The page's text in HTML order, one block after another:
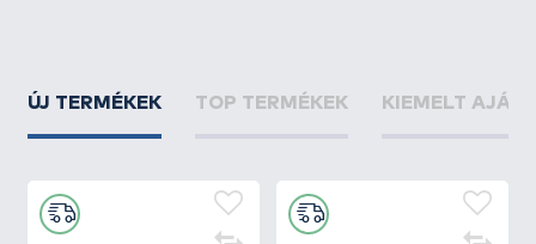
ÚJ TERMÉKEK TOP TERMÉKEK KIEMELT